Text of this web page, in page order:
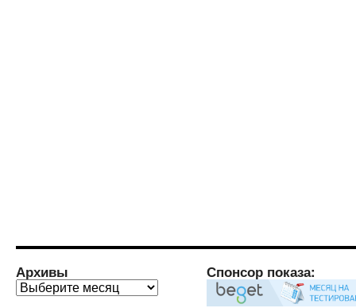
Архивы
Архивы
Спонсор показа: